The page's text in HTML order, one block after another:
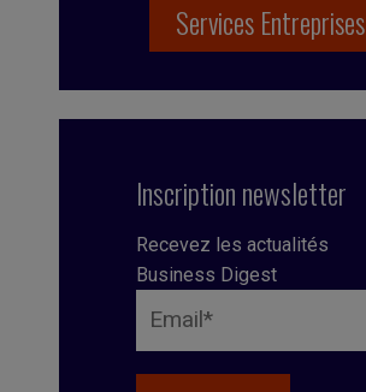
Services Entreprises
Inscription newsletter
Recevez les actualités
Business Digest